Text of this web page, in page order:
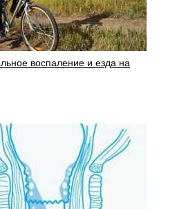
воспаление и езда на